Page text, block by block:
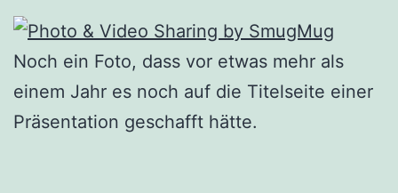
Noch ein Foto, dass vor etwas mehr als
einem Jahr es noch auf die Titelseite einer
Präsentation geschafft hätte.